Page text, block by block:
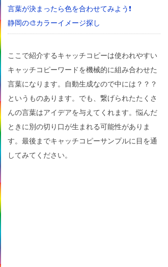
言葉が決まったら色を合わせてみよう❗
静岡の🎨カラーイメージ探し
ここで紹介するキャッチコピーは使われやすい
キャッチコピーワードを機械的に組み合わせた
言葉になります。自動生成なので中には？？？
というものあります。でも、繋げられたたくさ
んの言葉はアイデアを与えてくれます。悩んだ
ときに別の切り口が生まれる可能性がありま
す。最後までキャッチコピーサンプルに目を通
してみてください。